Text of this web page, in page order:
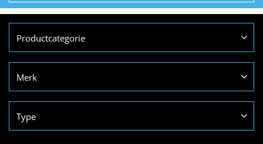
Productcategorie
Merk
Type